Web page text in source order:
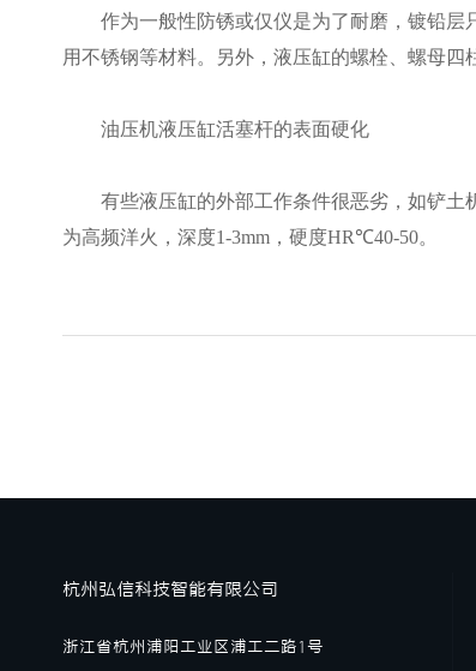
作为一般性防锈或仅仪是为了耐磨，镀铅层只
用不锈钢等材料。另外，液压缸的螺栓、螺母四
油压机液压缸活塞杆的表面硬化
有些液压缸的外部工作条件很恶劣，如铲土
为高频洋火，深度1-3mm，硬度HR℃40-50。
杭州弘信科技智能有限公司
浙江省杭州浦阳工业区浦工二路1号